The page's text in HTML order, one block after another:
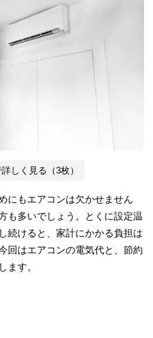
しく見る（3枚）
にもエアコンは欠かせません
も多いでしょう。とくに設定温
続けると、家計にかかる負担は
回はエアコンの電気代と、節約
ます。